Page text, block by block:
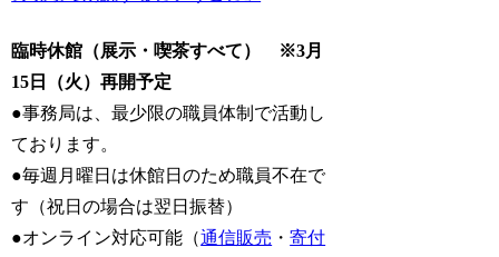
臨時休館（展示・喫茶すべて） ※3月
15日（火）再開予定
●事務局は、最少限の職員体制で活動し
ております。
●毎週月曜日は休館日のため職員不在で
す（祝日の場合は翌日振替）
●オンライン対応可能（通信販売 ・寄付